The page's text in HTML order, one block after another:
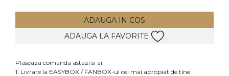
Accesorii
ADAUGA IN COS
ADAUGA LA FAVORITE
Plaseaza comanda astazi si ai:
1. Livrare la EASYBOX / FANBOX-ul cel mai apropiat de tine